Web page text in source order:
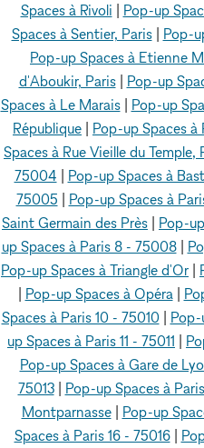
Spaces à Rivoli
Pop-up
Spaces à Sentier, Paris| Pop-
Pop-up Spaces à Etienne
d'Aboukir, Paris| Pop-up
Spaces à Le Marais| Pop-up
République
Pop-up Spaces à
Spaces à Rue Vieille du Temple,
75004
Pop-up Spaces à
75005
Pop-up Spaces à
Saint Germain des Près
Pop-
up Spaces à Paris 8 - 75008|
Pop-up Spaces à Triangle d'Or
Pop-up Spaces à Opéra|
Spaces à Paris 10 - 75010| Pop-
up Spaces à Paris 11 - 75011
Pop-up Spaces à Gare de
75013| Pop-up Spaces à
Montparnasse| Pop-up
Spaces à Paris 16 - 75016|